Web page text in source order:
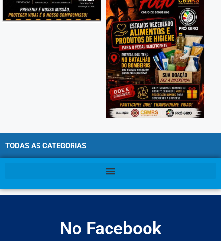
TODAS AS CATEGORIAS
No Facebook